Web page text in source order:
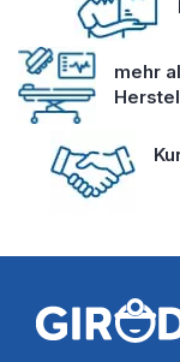
mehr